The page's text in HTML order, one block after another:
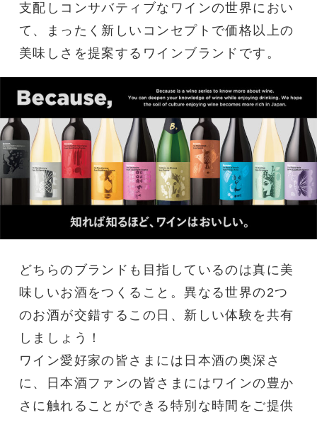
支配しコンサバティブなワインの世界におい
て、まったく新しいコンセプトで価格以上の
美味しさを提案するワインブランドです。
どちらのブランドも目指しているのは真に美
味しいお酒をつくること。異なる世界の2つ
のお酒が交錯するこの日、新しい体験を共有
しましょう！
ワイン愛好家の皆さまには日本酒の奥深さ
に、日本酒ファンの皆さまにはワインの豊か
さに触れることができる特別な時間をご提供